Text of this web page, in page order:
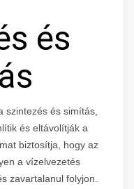
és
szintezés és simítás,
és eltávolítják a
biztosítja, hogy az
a vízelvezetés
zavartalanul folyjon.